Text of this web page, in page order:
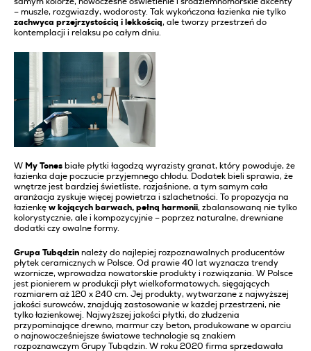
samym kolorze, nowoczesne oświetlenie i śródziemnomorskie akcenty
– muszle, rozgwiazdy, wodorosty. Tak wykończona łazienka nie tylko
zachwyca przejrzystością i lekkością, ale tworzy przestrzeń do
kontemplacji i relaksu po całym dniu.
W My Tones białe płytki łagodzą wyrazisty granat, który powoduje, że
łazienka daje poczucie przyjemnego chłodu. Dodatek bieli sprawia, że
wnętrze jest bardziej świetliste, rozjaśnione, a tym samym cała
aranżacja zyskuje więcej powietrza i szlachetności. To propozycja na
łazienkę w kojących barwach, pełną harmonii, zbalansowaną nie tylko
kolorystycznie, ale i kompozycyjnie – poprzez naturalne, drewniane
dodatki czy owalne formy.
Grupa Tubądzin należy do najlepiej rozpoznawalnych producentów
płytek ceramicznych w Polsce. Od prawie 40 lat wyznacza trendy
wzornicze, wprowadza nowatorskie produkty i rozwiązania. W Polsce
jest pionierem w produkcji płyt wielkoformatowych, sięgających
rozmiarem aż 120 x 240 cm. Jej produkty, wytwarzane z najwyższej
jakości surowców, znajdują zastosowanie w każdej przestrzeni, nie
tylko łazienkowej. Najwyższej jakości płytki, do złudzenia
przypominające drewno, marmur czy beton, produkowane w oparciu
o najnowocześniejsze światowe technologie są znakiem
rozpoznawczym Grupy Tubądzin. W roku 2020 firma sprzedawała